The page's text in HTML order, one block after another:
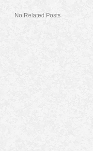
No Related Posts